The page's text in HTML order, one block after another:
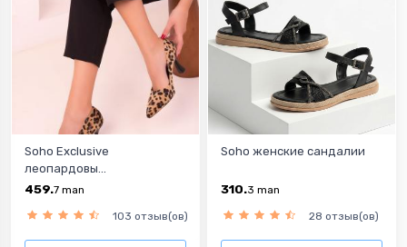
Soho Exclusive
леопардовы...
459.7 man
103 отзыв(ов)
Soho женские сандалии
310.3 man
28 отзыв(ов)